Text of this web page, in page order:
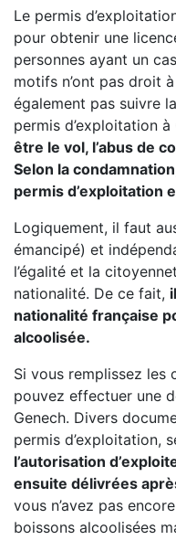
Le permis
pour obtenir une
personnes ayant un
motifs n’ont pas droit
également pas suivre
permis d’exploitation à
être le vol, l’abus de
Selon la
permis d’exploitation
Logiquement, il faut
émancipé) et
l’égalité et la
nationalité. De ce fait,
nationalité française
alcoolisée.
Si vous remplissez les
pouvez effectuer une
Genech. Divers
permis d’exploitation,
l’autorisation
ensuite délivrées
vous n’avez pas
boissons alcoolisées